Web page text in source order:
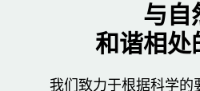
与自
和谐相处
我们致力于根据科学的